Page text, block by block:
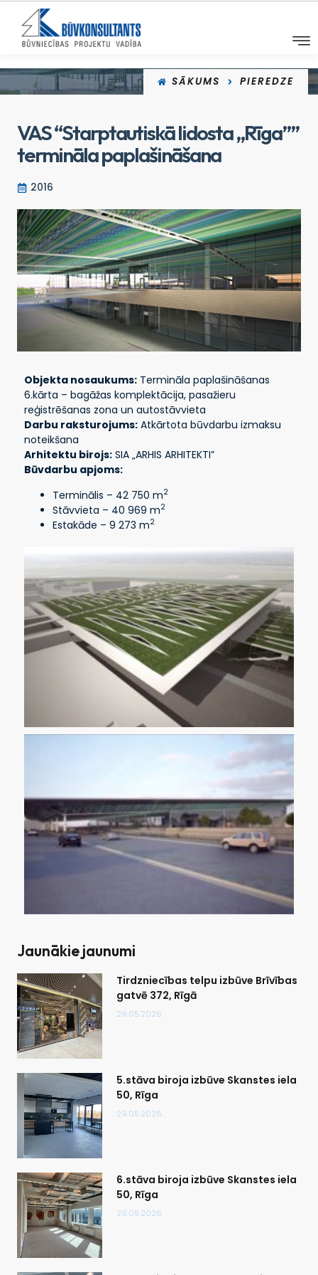
SĀKUMS PIEREDZE
VAS “Starptautiskā lidosta „Rīga””
termināla paplašināšana
2016
Objekta nosaukums: Termināla paplašināšanas
6.kārta – bagāžas komplektācija, pasažieru
reģistrēšanas zona un autostāvvieta
Darbu raksturojums: Atkārtota būvdarbu izmaksu
noteikšana
Arhitektu birojs: SIA „ARHIS ARHITEKTI”
Būvdarbu apjoms:
Terminālis – 42 750 m2
Stāvvieta – 40 969 m2
Estakāde – 9 273 m2
Jaunākie jaunumi
Tirdzniecības telpu izbūve Brīvības
gatvē 372, Rīgā
29.05.2026.
5.stāva biroja izbūve Skanstes iela
50, Rīga
29.05.2026.
6.stāva biroja izbūve Skanstes iela
50, Rīga
29.05.2026.